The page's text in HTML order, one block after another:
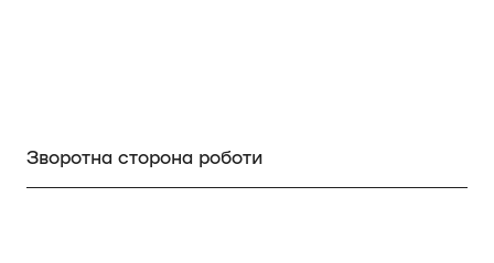
Зворотна сторона роботи